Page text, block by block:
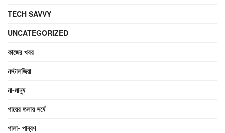
TECH SAVVY
UNCATEGORIZED
কাজের খবর
নস্টালজিয়া
না-মানুষ
পায়ের তলায় সর্ষে
পালা- পাব্বণ